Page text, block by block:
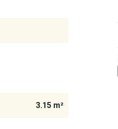
3.15 m²